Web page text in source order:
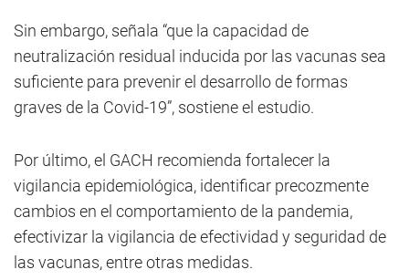
Sin embargo, señala “que la capacidad de
neutralización residual inducida por las vacunas sea
suficiente para prevenir el desarrollo de formas
graves de la Covid-19”, sostiene el estudio.
Por último, el GACH recomienda fortalecer la
vigilancia epidemiológica, identificar precozmente
cambios en el comportamiento de la pandemia,
efectivizar la vigilancia de efectividad y seguridad de
las vacunas, entre otras medidas.